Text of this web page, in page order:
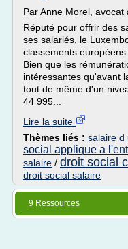
Par Anne Morel, avocat
Réputé pour offrir des
ses salariés, le
classements
Bien que les
intéressantes qu'avant
tout de même d'un
44 995...
Lire la suite
Thèmes liés : salaire d
social applique a
salaire / droit social
droit social salaire
9 Ressources